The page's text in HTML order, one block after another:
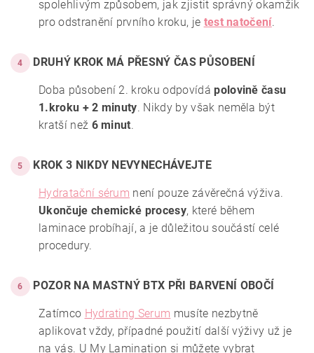
spolehlivým způsobem, jak zjistit správný okamžik
pro odstranění prvního kroku, je test natočení.
4 DRUHÝ KROK MÁ PŘESNÝ ČAS PŮSOBENÍ
Doba působení 2. kroku odpovídápolovině času
1.kroku + 2 minuty. Nikdy by však neměla být
kratší než 6 minut.
5 KROK 3 NIKDY NEVYNECHÁVEJTE
Hydratační sérum není pouze závěrečná výživa.
Ukončuje chemické procesy, které během
laminace probíhají, a je důležitou součástí celé
procedury.
6 POZOR NA MASTNÝ BTX PŘI BARVENÍ OBOČÍ
Zatímco Hydrating Serum musíte nezbytně
aplikovat vždy, případné použití další výživy už je
na vás. U My Lamination si můžete vybrat